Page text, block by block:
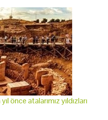
önce atalarımız yıldızları